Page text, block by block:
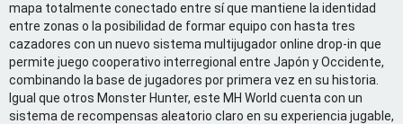
mapa totalmente conectado entre sí que mantiene la identidad
entre zonas o la posibilidad de formar equipo con hasta tres
cazadores con un nuevo sistema multijugador online drop-in que
permite juego cooperativo interregional entre Japón y Occidente,
combinando la base de jugadores por primera vez en su historia.
Igual que otros Monster Hunter, este MH World cuenta con un
sistema de recompensas aleatorio claro en su experiencia jugable,